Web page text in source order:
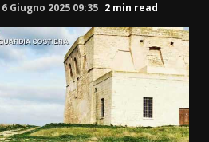
Giugno 2025 09:35 2 min read